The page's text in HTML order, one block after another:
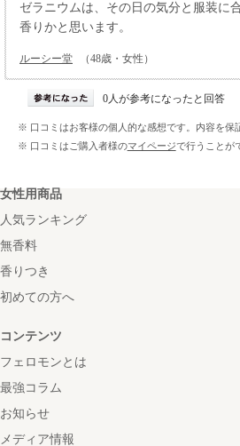
ゼラニウムは、その日の気分と服装に
香りかと思います。
ルーシー堂 （48歳・女性）
0人が参考になったと回答
※ 口コミはお客様の個人的な感想です。内容を保
※ 口コミはご購入者様のマイページで行うことが
女性用商品
人気ランキング
無香料
香りつき
初めての方へ
コンテンツ
フェロモンとは
最強コラム
お知らせ
メディア情報